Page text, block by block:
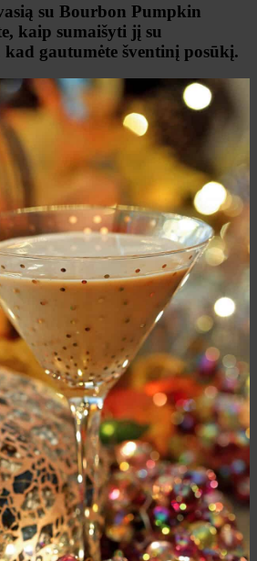
su Bourbon Pumpkin
kaip sumaišyti jį su
gautumėte šventinį posūkį.